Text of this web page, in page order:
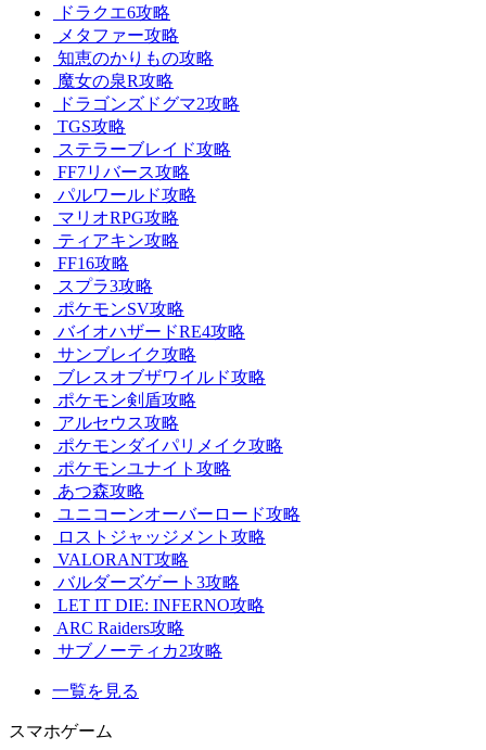
ドラクエ6攻略
メタファー攻略
知恵のかりもの攻略
魔女の泉R攻略
ドラゴンズドグマ2攻略
TGS攻略
ステラーブレイド攻略
FF7リバース攻略
パルワールド攻略
マリオRPG攻略
ティアキン攻略
FF16攻略
スプラ3攻略
ポケモンSV攻略
バイオハザードRE4攻略
サンブレイク攻略
ブレスオブザワイルド攻略
ポケモン剣盾攻略
アルセウス攻略
ポケモンダイパリメイク攻略
ポケモンユナイト攻略
あつ森攻略
ユニコーンオーバーロード攻略
ロストジャッジメント攻略
VALORANT攻略
バルダーズゲート3攻略
LET IT DIE: INFERNO攻略
ARC Raiders攻略
サブノーティカ2攻略
一覧を見る
スマホゲーム